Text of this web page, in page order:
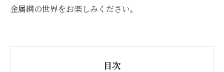
金属網の世界をお楽しみください。
目次